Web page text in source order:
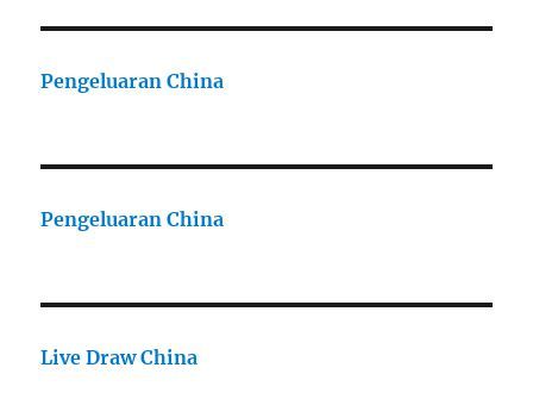
Pengeluaran China
Pengeluaran China
Live Draw China